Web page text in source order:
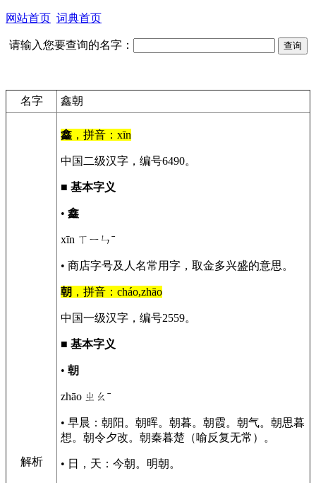
网站首页 词典首页
请输入您要查询的名字：
名字 鑫朝
解析
鑫 ，拼音：xīn
中国二级汉字，编号6490。
■ 基本字义
• 鑫
xīn ㄒㄧㄣˉ
• 商店字号及人名常用字，取金多兴盛的意思。
朝 ，拼音：cháo,zhāo
中国一级汉字，编号2559。
■ 基本字义
• 朝
zhāo ㄓㄠˉ
• 早晨：朝阳。朝晖。朝暮。朝霞。朝气。朝思暮
想。朝令夕改。朝秦暮楚（喻反复无常）。
• 日，天：今朝。明朝。